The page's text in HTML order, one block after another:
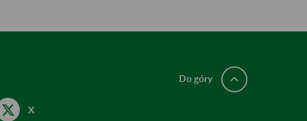
X
Do góry